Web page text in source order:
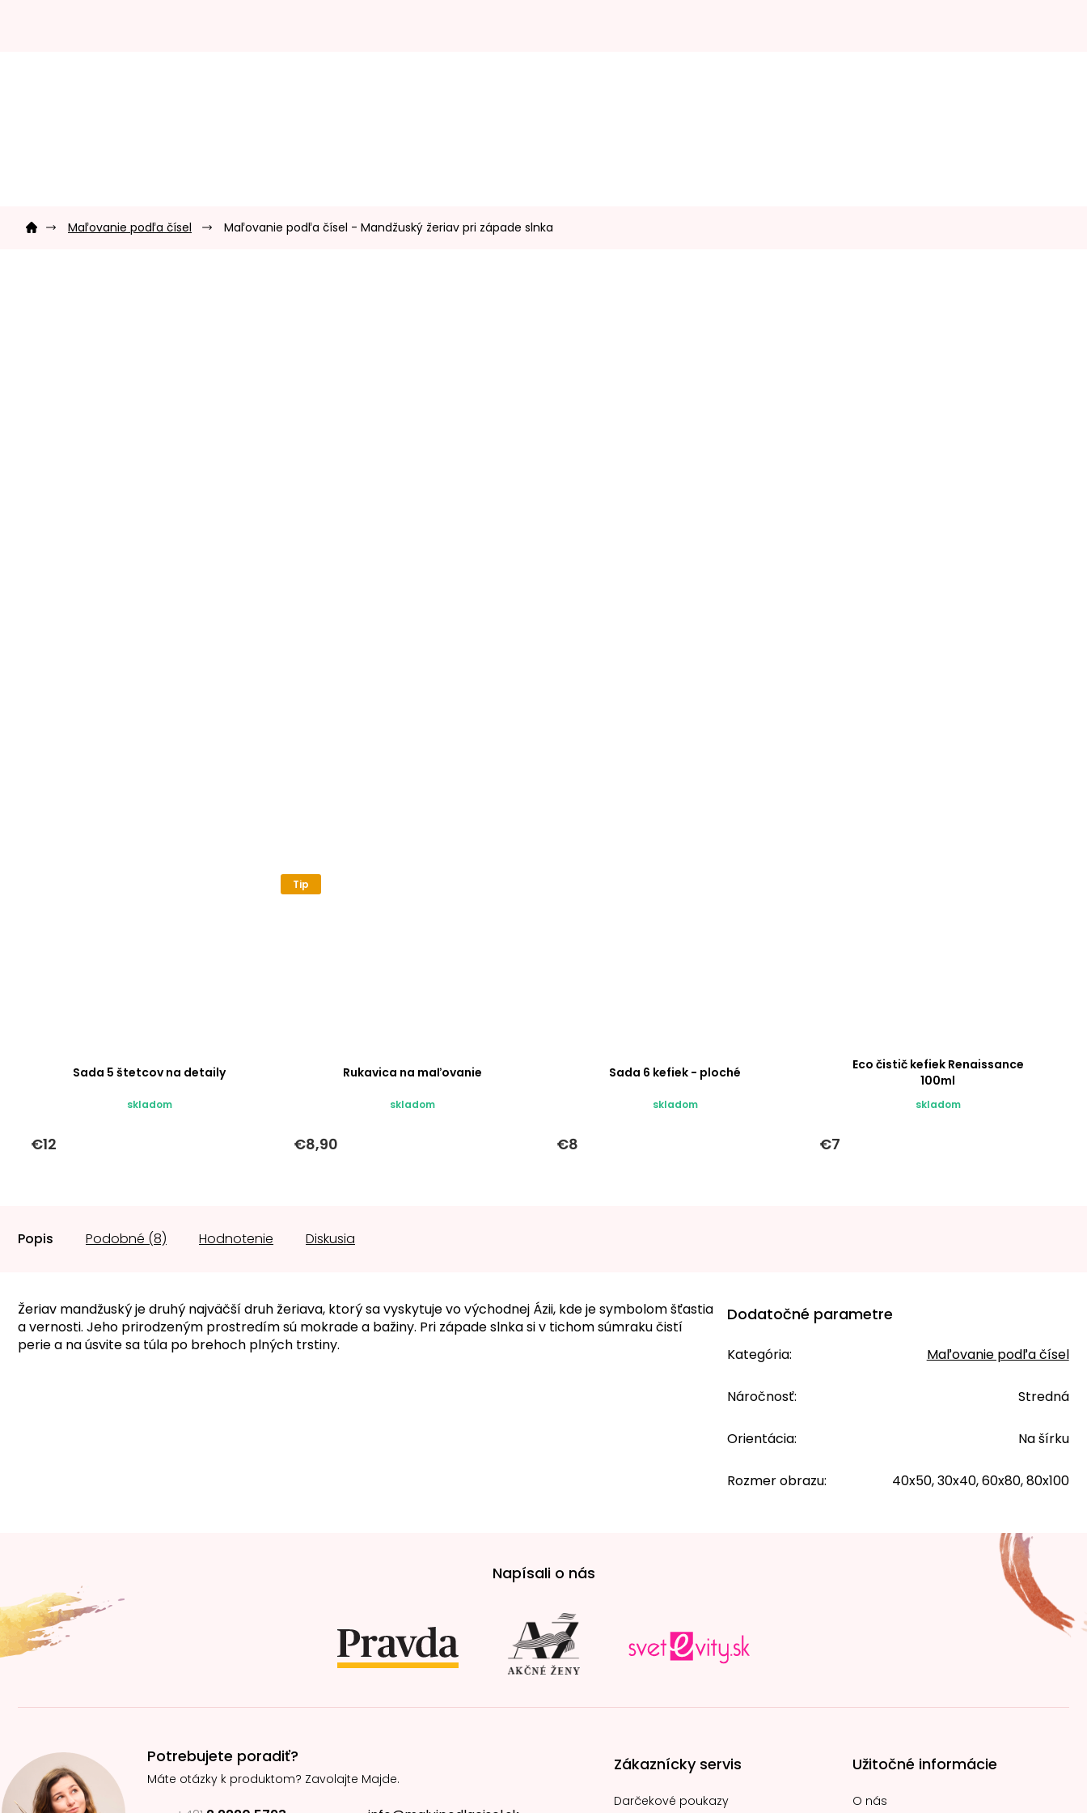
Domov Maľovanie podľa čísel Maľovanie podľa čísel - Mandžuský žeriav pri západe slnka
Sada 5 štetcov na detaily
skladom
€12
Tip
Rukavica na maľovanie
skladom
€8,90
Sada 6 kefiek - ploché
skladom
€8
Eco čistič kefiek Renaissance
100ml
skladom
€7
Popis Podobné (8) Hodnotenie Diskusia
Žeriav mandžuský je druhý najväčší druh žeriava, ktorý sa vyskytuje vo východnej Ázii, kde je symbolom šťastia
a vernosti. Jeho prirodzeným prostredím sú mokrade a bažiny. Pri západe slnka si v tichom súmraku čistí
perie a na úsvite sa túla po brehoch plných trstiny.
Dodatočné parametre
Kategória: Maľovanie podľa čísel
Náročnosť: Stredná
Orientácia: Na šírku
Rozmer obrazu: 40x50, 30x40, 60x80, 80x100
t
i
e
Napísali o nás
Potrebujete poradiť?
Máte otázky k produktom? Zavolajte Majde.
Zákaznícky servis
Darčekové poukazy
Užitočné informácie
O nás